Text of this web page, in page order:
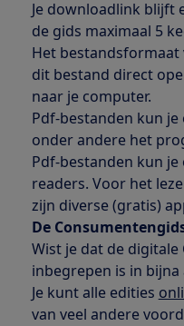
Je downloadlink blijft
de gids maximaal 5
Het bestandsformaat
dit bestand direct
naar je computer.
Pdf-bestanden kun
onder andere het
Pdf-bestanden kun
readers. Voor het
zijn diverse (gratis)
De
Wist je dat de
inbegrepen is in
Je kunt alle edities
van veel andere